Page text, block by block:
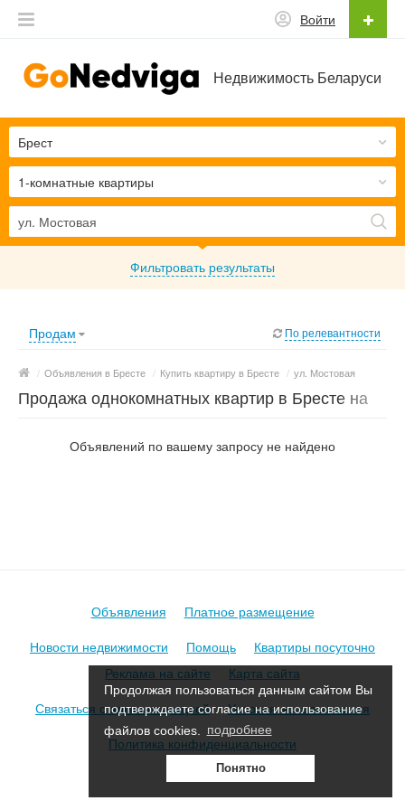
Продолжая пользоваться данным сайтом Вы
подтверждаете согласие на использование
файлов cookies.
подробнее
Понятно
Недвижимость Беларуси
Войти
1-комнатные квартиры
Брест
Фильтровать результаты
Продам По релевантности
/ Объявления в Бресте / Купить квартиру в Бресте / ул. Мостовая
Продажа однокомнатных квартир в Бресте на
Объявлений по вашему запросу не найдено
Объявления
Платное размещение
Новости недвижимости
Помощь
Квартиры посуточно
Реклама на сайте
Карта сайта
Связаться с администрацией
Условия использования
Политика конфиденциальности